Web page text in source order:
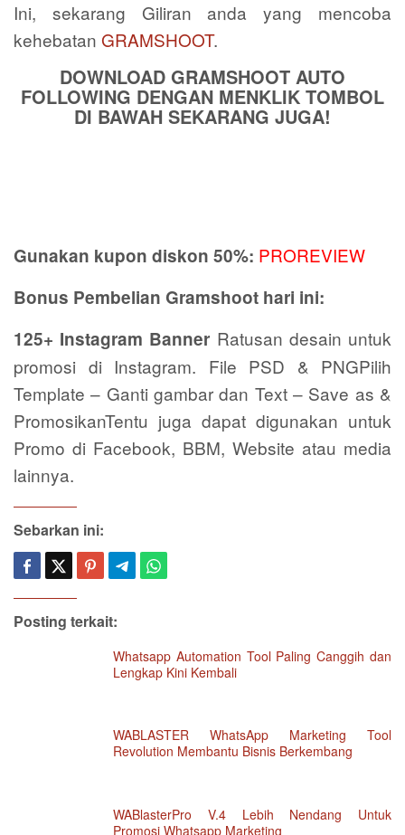
Ini, sekarang Giliran anda yang mencoba
kehebatan GRAMSHOOT.
DOWNLOAD GRAMSHOOT AUTO
FOLLOWING DENGAN MENKLIK TOMBOL
DI BAWAH SEKARANG JUGA!
Gunakan kupon diskon 50%: PROREVIEW
Bonus Pembelian Gramshoot hari ini:
125+ Instagram Banner Ratusan desain untuk
promosi di Instagram. File PSD & PNGPilih
Template – Ganti gambar dan Text – Save as &
PromosikanTentu juga dapat digunakan untuk
Promo di Facebook, BBM, Website atau media
lainnya.
Sebarkan ini:
Posting terkait:
Whatsapp Automation Tool Paling Canggih dan
Lengkap Kini Kembali
WABLASTER WhatsApp Marketing Tool
Revolution Membantu Bisnis Berkembang
WABlasterPro V.4 Lebih Nendang Untuk
Promosi Whatsapp Marketing